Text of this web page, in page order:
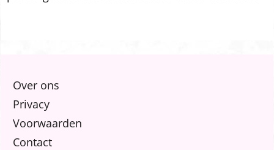
Over ons
Privacy
Voorwaarden
Contact